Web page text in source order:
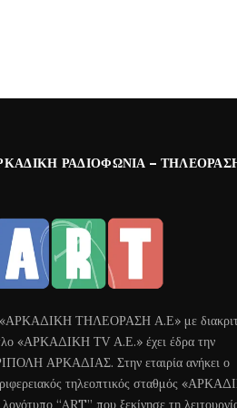
ΡΑΔΙΟΦΩΝΊΑ –
ΤΗΛΕΟΡΑΣΗ Α.Ε» με
«ΑΡΚΑΔΙΚΗ ΤV Α.Ε.» έχει έδρα την
ΑΡΚΑΔΙΑΣ. Στην εταιρία ανήκει ο
τηλεοπτικός σταθμός